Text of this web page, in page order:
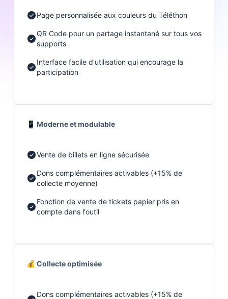
Page personnalisée aux couleurs du Téléthon
QR Code pour un partage instantané sur tous vos
supports
Interface facile d'utilisation qui encourage la
participation
📱 Moderne et modulable
Vente de billets en ligne sécurisée
Dons complémentaires activables (+15% de
collecte moyenne)
Fonction de vente de tickets papier pris en
compte dans l'outil
💰 Collecte optimisée
Dons complémentaires activables (+15% de